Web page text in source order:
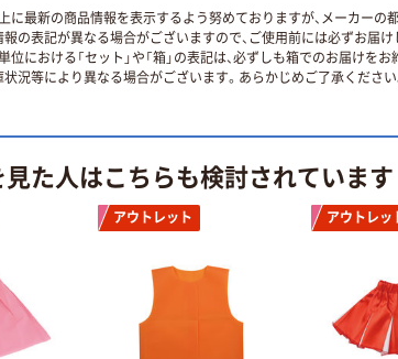
に最新の商品情報を表示するよう努めておりますが、メーカーの
の表記が異なる場合がございますので、ご使用前には必ずお届
位における「セット」や「箱」の表記は、必ずしも箱でのお届けを
況等により異なる場合がございます。あらかじめご了承ください
た人はこちらも検討されています
アウトレット アウトレッ